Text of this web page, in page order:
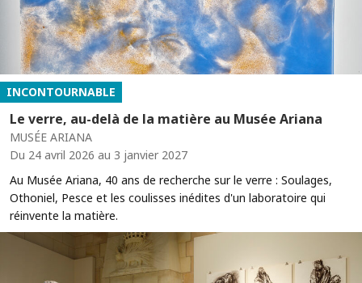
INCONTOURNABLE
Le verre, au-delà de la matière au Musée Ariana
MUSÉE ARIANA
Du 24 avril 2026 au 3 janvier 2027
Au Musée Ariana, 40 ans de recherche sur le verre : Soulages,
Othoniel, Pesce et les coulisses inédites d'un laboratoire qui
réinvente la matière.